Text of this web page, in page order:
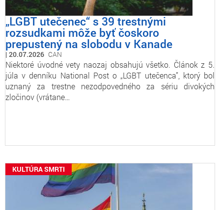
„LGBT utečenec“ s 39 trestnými
rozsudkami môže byť čoskoro
prepustený na slobodu v Kanade
20.07.2026 CAN
Niektoré úvodné vety naozaj obsahujú všetko. Článok z 5.
júla v denníku National Post o „LGBT utečenca”, ktorý bol
uznaný za trestne nezodpovedného za sériu divokých
zločinov (vrátane…
KULTÚRA SMRTI